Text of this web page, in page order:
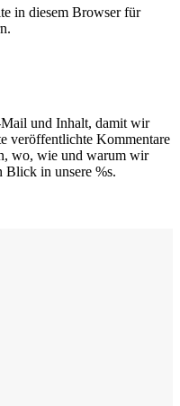
in diesem Browser für
und Inhalt, damit wir
veröffentlichte Kommentare
wo, wie und warum wir
Blick in unsere %s.